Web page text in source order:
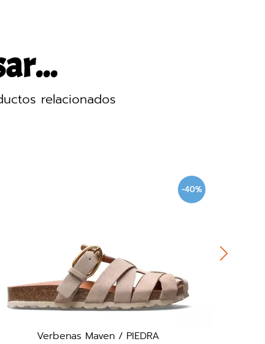
relacionados
Maven / PIEDRA